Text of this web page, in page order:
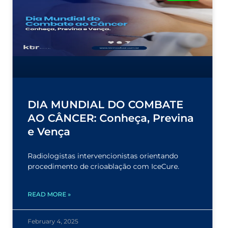
DIA MUNDIAL DO COMBATE
AO CÂNCER: Conheça, Previna
e Vença
Radiologistas intervencionistas orientando
procedimento de crioablação com IceCure.
READ MORE »
February 4, 2025